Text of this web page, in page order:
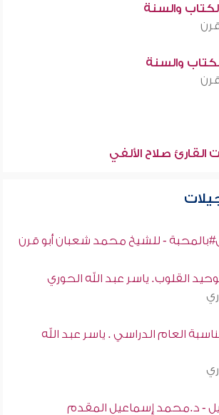
والسنة
والسنة
القارئ صلاح الألفي
- للشيخ محمد شعبان أبو قرن
القلوب. ياسر عبد الله الحوري
العام الدراسي . ياسر عبد الله